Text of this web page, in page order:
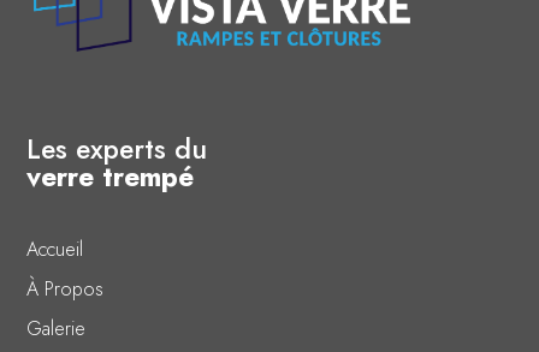
Les experts du
verre trempé
Accueil
À Propos
Galerie